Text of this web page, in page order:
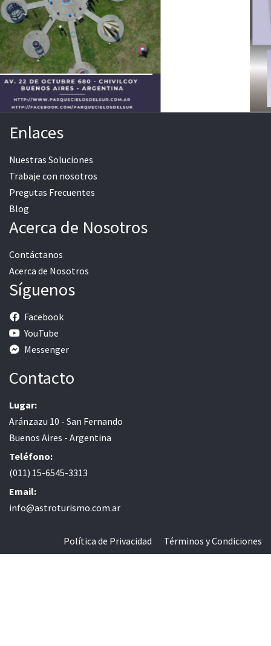
Enlaces
Nuestras Soluciones
Trabaje con nosotros
Pregutas Frecuentes
Blog
Acerca de Nosotros
Contáctanos
Acerca de Nosotros
Síguenos
Facebook
YouTube
Messenger
Contacto
Lugar:
Aránzazu 10 - San Fernando
Buenos Aires - Argentina
Teléfono:
(011) 15-6545-3313
Email:
info@astroturismo.com.ar
Política de Privacidad Términos y Condiciones